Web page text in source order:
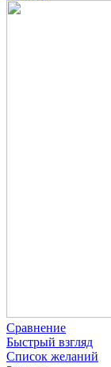
Сравнение
Быстрый взгляд
Список желаний